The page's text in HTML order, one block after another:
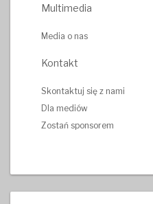
Multimedia
Media o nas
Kontakt
Skontaktuj się z nami
Dla mediów
Zostań sponsorem